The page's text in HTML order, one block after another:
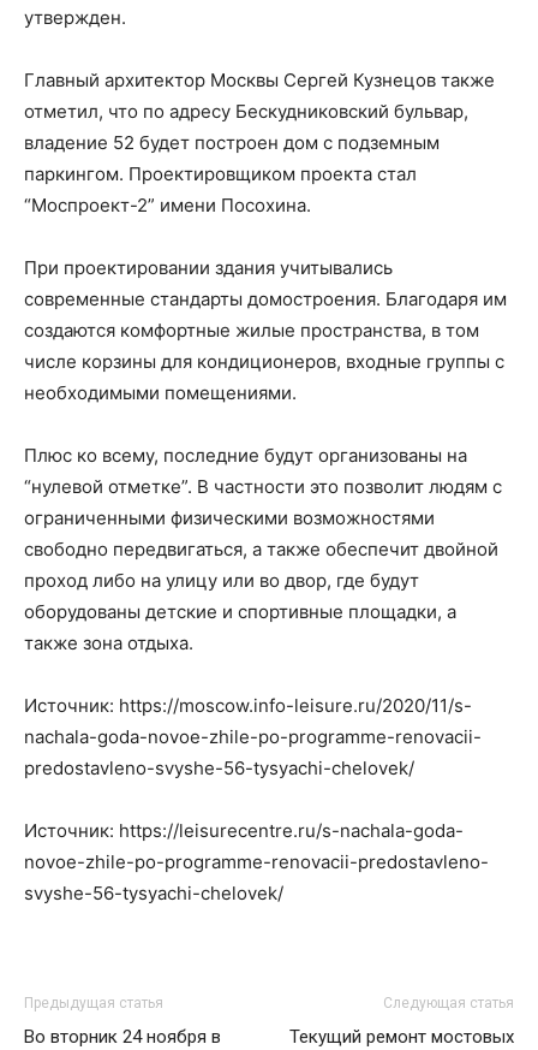
утвержден.
Главный архитектор Москвы Сергей Кузнецов также
отметил, что по адресу Бескудниковский бульвар,
владение 52 будет построен дом с подземным
паркингом. Проектировщиком проекта стал
“Моспроект-2” имени Посохина.
При проектировании здания учитывались
современные стандарты домостроения. Благодаря им
создаются комфортные жилые пространства, в том
числе корзины для кондиционеров, входные группы с
необходимыми помещениями.
Плюс ко всему, последние будут организованы на
“нулевой отметке”. В частности это позволит людям с
ограниченными физическими возможностями
свободно передвигаться, а также обеспечит двойной
проход либо на улицу или во двор, где будут
оборудованы детские и спортивные площадки, а
также зона отдыха.
Источник: https://moscow.info-leisure.ru/2020/11/s-
nachala-goda-novoe-zhile-po-programme-renovacii-
predostavleno-svyshe-56-tysyachi-chelovek/
Источник: https://leisurecentre.ru/s-nachala-goda-
novoe-zhile-po-programme-renovacii-predostavleno-
svyshe-56-tysyachi-chelovek/
Предыдущая статья
Во вторник 24 ноября в
Следующая статья
Текущий ремонт мостовых